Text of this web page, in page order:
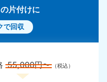
片付けに
で回収
55,000円〜 （税込）